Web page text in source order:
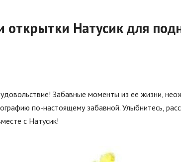
Натусик для
Забавные моменты из ее жизни,
по-настоящему забавной. Улыбнитесь,
с Натусик!